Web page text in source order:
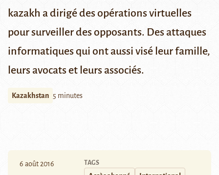
kazakh a dirigé des opérations virtuelles
pour surveiller des opposants. Des attaques
informatiques qui ont aussi visé leur famille,
leurs avocats et leurs associés.
Kazakhstan 5 minutes
6 août 2016 TAGS